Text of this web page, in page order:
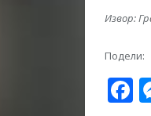
Извор:
Подели: